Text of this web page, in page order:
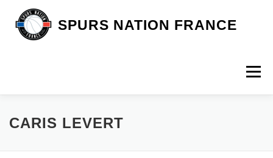
contenu
SPURS NATION FRANCE
Menu
DEVENIR MEMBRE LA BOUTIQUE SNF
CARIS LEVERT